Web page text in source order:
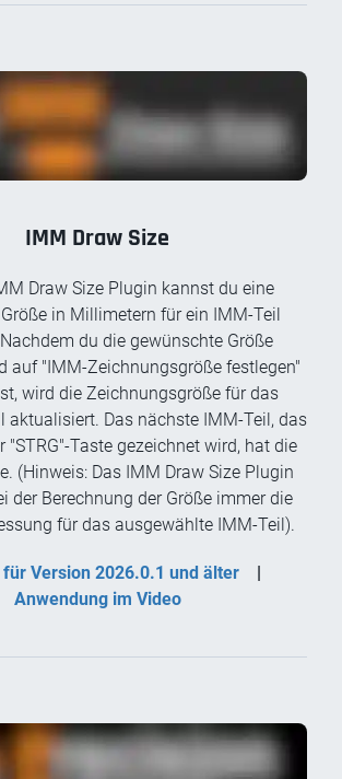
IMM Draw Size
Draw Size Plugin kannst du eine
in Millimetern für ein IMM-Teil
du die gewünschte Größe
auf "IMM-Zeichnungsgröße festlegen"
wird die Zeichnungsgröße für das
aktualisiert. Das nächste IMM-Teil, das
"STRG"-Taste gezeichnet wird, hat die
(Hinweis: Das IMM Draw Size Plugin
der Berechnung der Größe immer die
für das ausgewählte IMM-Teil).
für Version 2026.0.1 und älter
|
Anwendung im Video